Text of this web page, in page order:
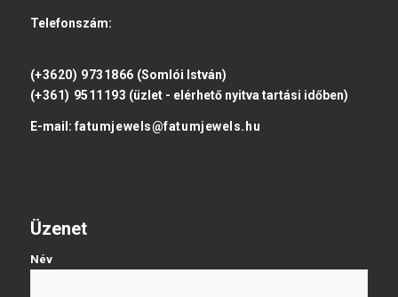
Telefonszám:
(+3620) 9731866 (Somlói István)
(+361) 9511193 (üzlet - elérhető nyitva tartási időben)
E-mail: fatumjewels@fatumjewels.hu
Üzenet
Név